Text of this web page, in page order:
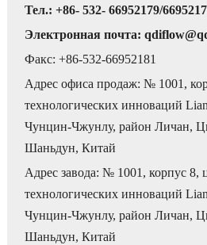
Тел.: +86- 532- 66952179/
Электронная почта:
Факс: +86-532-66952181
Адрес офиса продаж: № 1001,
технологических инноваций
Чунцин-Чжунлу, район Личан,
Шаньдун, Китай
Адрес завода: № 1001, корпус 8,
технологических инноваций
Чунцин-Чжунлу, район Личан,
Шаньдун, Китай